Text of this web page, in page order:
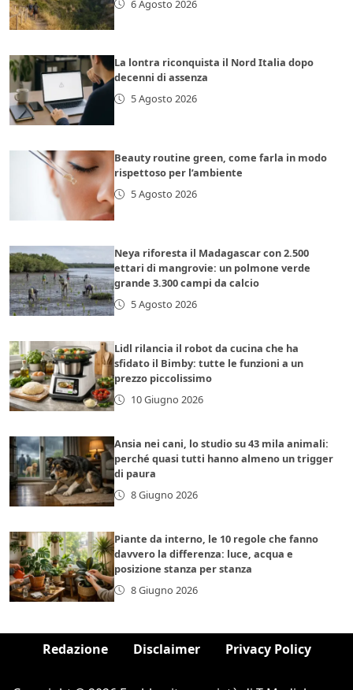
6 Agosto 2026
La lontra riconquista il Nord Italia dopo
decenni di assenza
5 Agosto 2026
Beauty routine green, come farla in modo
rispettoso per l’ambiente
5 Agosto 2026
Neya riforesta il Madagascar con 2.500
ettari di mangrovie: un polmone verde
grande 3.300 campi da calcio
5 Agosto 2026
Lidl rilancia il robot da cucina che ha
sfidato il Bimby: tutte le funzioni a un
prezzo piccolissimo
10 Giugno 2026
Ansia nei cani, lo studio su 43 mila animali:
perché quasi tutti hanno almeno un trigger
di paura
8 Giugno 2026
Piante da interno, le 10 regole che fanno
davvero la differenza: luce, acqua e
posizione stanza per stanza
8 Giugno 2026
Redazione Disclaimer Privacy Policy